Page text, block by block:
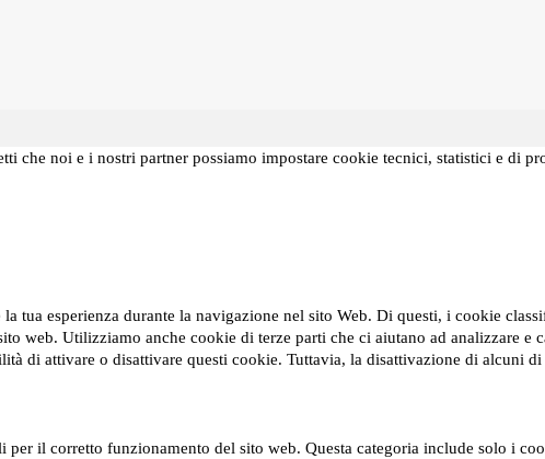
che noi e i nostri partner possiamo impostare cookie tecnici, statistici e di
tua esperienza durante la navigazione nel sito Web. Di questi, i cookie
web. Utilizziamo anche cookie di terze parti che ci aiutano ad analizzare
di attivare o disattivare questi cookie. Tuttavia, la disattivazione di alcuni
per il corretto funzionamento del sito web. Questa categoria include solo i